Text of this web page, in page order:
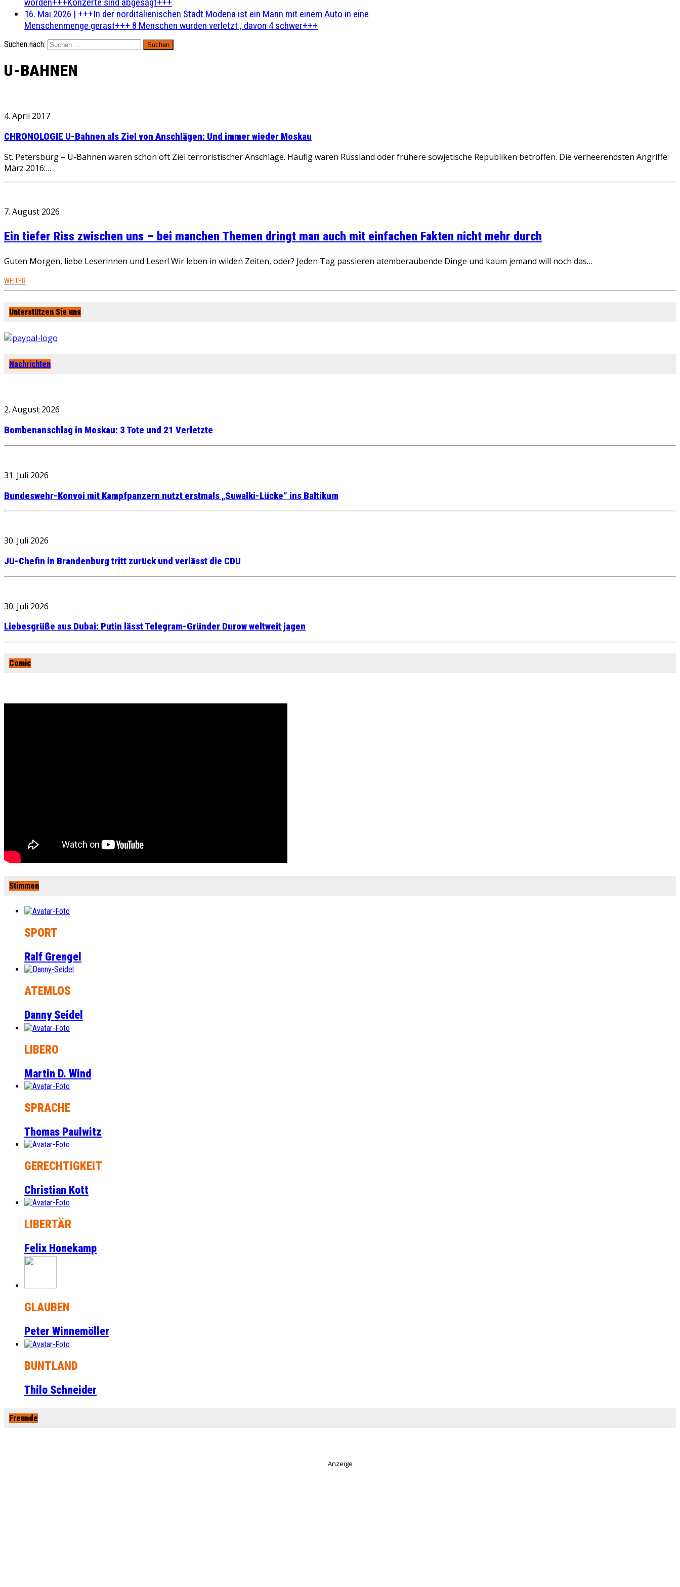
16. Mai 2026 | +++In der norditalienischen Stadt Modena ist ein Mann mit einem Auto in eine
Menschenmenge gerast+++ 8 Menschen wurden verletzt , davon 4 schwer+++
Suchen nach:
U-BAHNEN
4. April 2017
CHRONOLOGIE U-Bahnen als Ziel von Anschlägen: Und immer wieder Moskau
St. Petersburg – U-Bahnen waren schon oft Ziel terroristischer Anschläge. Häufig waren Russland oder frühere sowjetische Republiken betroffen. Die verheerendsten Angriffe:
März 2016:…
7. August 2026
Ein tiefer Riss zwischen uns – bei manchen Themen dringt man auch mit einfachen Fakten nicht mehr durch
Guten Morgen, liebe Leserinnen und Leser! Wir leben in wilden Zeiten, oder? Jeden Tag passieren atemberaubende Dinge und kaum jemand will noch das…
WEITER
Unterstützen Sie uns
Nachrichten
2. August 2026
Bombenanschlag in Moskau: 3 Tote und 21 Verletzte
31. Juli 2026
Bundeswehr-Konvoi mit Kampfpanzern nutzt erstmals „Suwalki-Lücke“ ins Baltikum
30. Juli 2026
JU-Chefin in Brandenburg tritt zurück und verlässt die CDU
30. Juli 2026
Liebesgrüße aus Dubai: Putin lässt Telegram-Gründer Durow weltweit jagen
Comic
Stimmen
SPORT
Ralf Grengel
ATEMLOS
Danny Seidel
LIBERO
Martin D. Wind
SPRACHE
Thomas Paulwitz
GERECHTIGKEIT
Christian Kott
LIBERTÄR
Felix Honekamp
GLAUBEN
Peter Winnemöller
BUNTLAND
Thilo Schneider
Freunde
Anzeige